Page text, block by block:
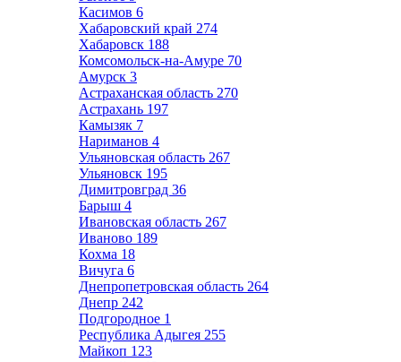
Касимов 6
Хабаровский край 274
Хабаровск 188
Комсомольск-на-Амуре 70
Амурск 3
Астраханская область 270
Астрахань 197
Камызяк 7
Нариманов 4
Ульяновская область 267
Ульяновск 195
Димитровград 36
Барыш 4
Ивановская область 267
Иваново 189
Кохма 18
Вичуга 6
Днепропетровская область 264
Днепр 242
Подгородное 1
Республика Адыгея 255
Майкоп 123